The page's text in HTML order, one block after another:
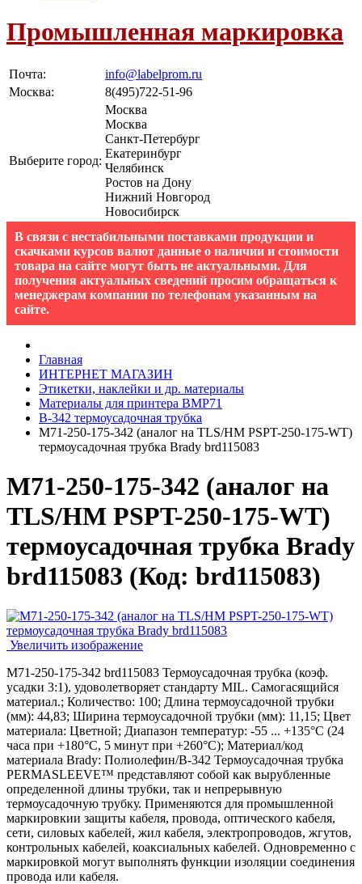
Промышленная маркировка
Почта:
info@labelprom.ru
Москва: 8(495)722-51-96
Выберите город:
Москва
Москва
Санкт-Петербург
Екатеринбург
Челябинск
Ростов на Дону
Нижний Новгород
Новосибирск
В связи с нестабильными поставками продукции и
скачками курсов валют данные о наличии и стоимости
товара на сайте могут быть не актуальными. Для
получения актуальных сведений просим обращаться к
менеджерам компании по телефонам указанным на
сайте.
Главная
ИНТЕРНЕТ МАГАЗИН
Этикетки, наклейки и др. материалы
Материалы для принтера BMP71
B-342 термоусадочная трубка
M71-250-175-342 (аналог на TLS/HM PSPT-250-175-WT)
термоусадочная трубка Brady brd115083
M71-250-175-342 (аналог на
TLS/HM PSPT-250-175-WT)
термоусадочная трубка Brady
brd115083 (Код: brd115083)
Увеличить изображение
M71-250-175-342 brd115083 Термоусадочная трубка (коэф.
усадки 3:1), удоволетворяет стандарту MIL. Самогасящийся
материал.; Количество: 100; Длина термоусадочной трубки
(мм): 44,83; Ширина термоусадочной трубки (мм): 11,15; Цвет
материала: Цветной; Диапазон температур: -55 ... +135°С (24
часа при +180°С, 5 минут при +260°С); Материал/код
материала Brady: Полиолефин/В-342 Термоусадочная трубка
PERMASLEEVE™ представляют собой как вырубленные
определенной длины трубки, так и непрерывную
термоусадочную трубку. Применяются для промышленной
маркировкии защиты кабеля, провода, оптического кабеля,
сети, силовых кабелей, жил кабеля, электропроводов, жгутов,
контрольных кабелей, коаксиальных кабелей. Одновременно с
маркировкой могут выполнять функции изоляции соединения
провода или кабеля.